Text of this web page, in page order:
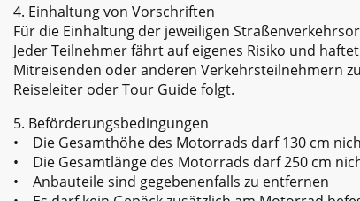
4. Einhaltung von Vorschriften
Für die Einhaltung der jeweiligen
Jeder Teilnehmer fährt auf eigenes Risiko und
Mitreisenden oder anderen Verkehrsteilnehmern
Reiseleiter oder Tour Guide folgt.
5. Beförderungsbedingungen
• Die Gesamthöhe des Motorrads darf 130 cm
• Die Gesamtlänge des Motorrads darf 250 cm
• Anbauteile sind gegebenenfalls zu entfernen